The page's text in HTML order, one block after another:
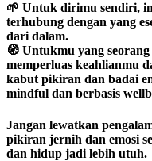
🌱 Untuk dirimu sendiri,
terhubung dengan yang
dari dalam.
🧭 Untukmu yang
memperluas keahlianmu
kabut pikiran dan badai
mindful dan berbasis
Jangan lewatkan
pikiran jernih dan emosi
dan hidup jadi lebih utuh.